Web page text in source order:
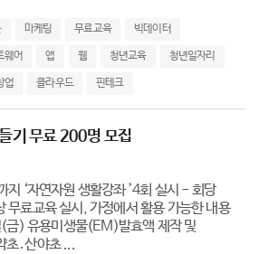
마케팅 무료교육 빅데이터
웨어 앱 웹 청년교육 청년일자리
업 클라우드 핀테크
기 무료 200명 모집
‘자연자원 생활강좌 ’4회 실시 - 회당
무료교육 실시, 가정에서 활용 가능한 내용
) 유용미생물(EM)발효액 제작 및
․산야초 ...